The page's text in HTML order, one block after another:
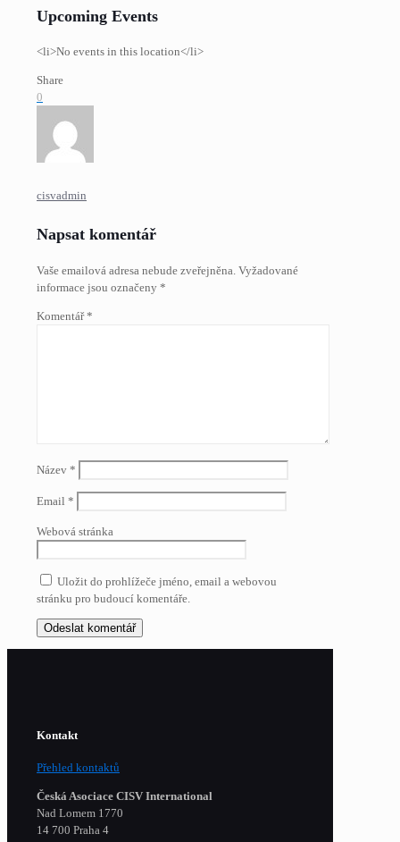
Upcoming Events
<li>No events in this location</li>
Share
0
cisvadmin
Napsat komentář
Vaše emailová adresa nebude zveřejněna. Vyžadované
informace jsou označeny *
Komentář*
Název *
Email *
Webová stránka
Uložit do prohlížeče jméno, email a webovou
stránku pro budoucí komentáře.
Kontakt
Přehled kontaktů
Česká Asociace CISV International
Nad Lomem 1770
14 700 Praha 4